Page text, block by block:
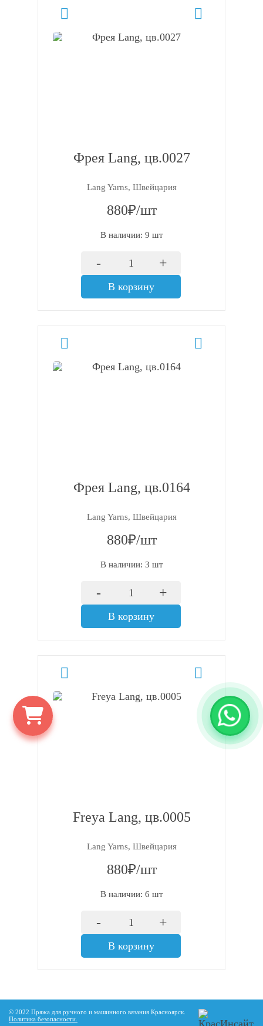
Фрея Lang, цв.0027
Lang Yarns, Швейцария
880₽/шт
В наличии: 9 шт
- +
В корзину
Фрея Lang, цв.0164
Lang Yarns, Швейцария
880₽/шт
В наличии: 3 шт
- +
В корзину
Freya Lang, цв.0005
Lang Yarns, Швейцария
880₽/шт
В наличии: 6 шт
- +
В корзину
© 2022 Пряжа для ручного и машинного вязания Красноярск.
Политика безопасности